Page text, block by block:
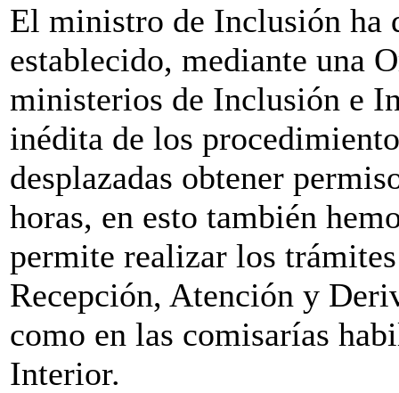
El ministro de Inclusión ha
establecido, mediante una
ministerios de Inclusión e
inédita de los
desplazadas obtener
horas, en esto también
permite realizar los
Recepción, Atención y
como en las comisarías
Interior.